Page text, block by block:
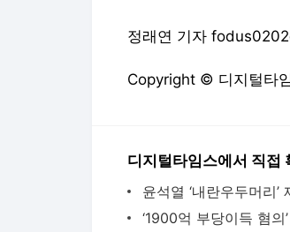
정래연 기자
Copyright © 디지털타
디지털타임스에서 직접